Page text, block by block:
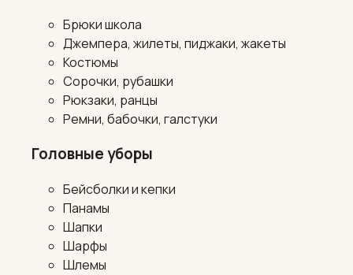
Брюки школа
Джемпера, жилеты, пиджаки, жакеты
Костюмы
Сорочки, рубашки
Рюкзаки, ранцы
Ремни, бабочки, галстуки
Головные уборы
Бейсболки и кепки
Панамы
Шапки
Шарфы
Шлемы